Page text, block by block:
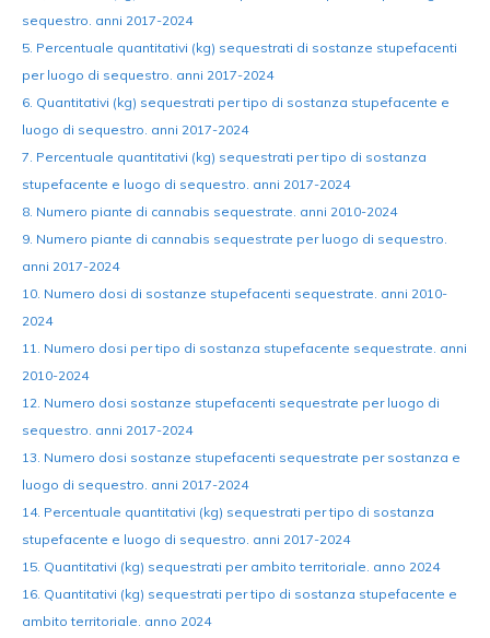
sequestro. anni 2017-2024
5. Percentuale quantitativi (kg) sequestrati di sostanze stupefacenti
per luogo di sequestro. anni 2017-2024
6. Quantitativi (kg) sequestrati per tipo di sostanza stupefacente e
luogo di sequestro. anni 2017-2024
7. Percentuale quantitativi (kg) sequestrati per tipo di sostanza
stupefacente e luogo di sequestro. anni 2017-2024
8. Numero piante di cannabis sequestrate. anni 2010-2024
9. Numero piante di cannabis sequestrate per luogo di sequestro.
anni 2017-2024
10. Numero dosi di sostanze stupefacenti sequestrate. anni 2010-
2024
11. Numero dosi per tipo di sostanza stupefacente sequestrate. anni
2010-2024
12. Numero dosi sostanze stupefacenti sequestrate per luogo di
sequestro. anni 2017-2024
13. Numero dosi sostanze stupefacenti sequestrate per sostanza e
luogo di sequestro. anni 2017-2024
14. Percentuale quantitativi (kg) sequestrati per tipo di sostanza
stupefacente e luogo di sequestro. anni 2017-2024
15. Quantitativi (kg) sequestrati per ambito territoriale. anno 2024
16. Quantitativi (kg) sequestrati per tipo di sostanza stupefacente e
ambito territoriale. anno 2024